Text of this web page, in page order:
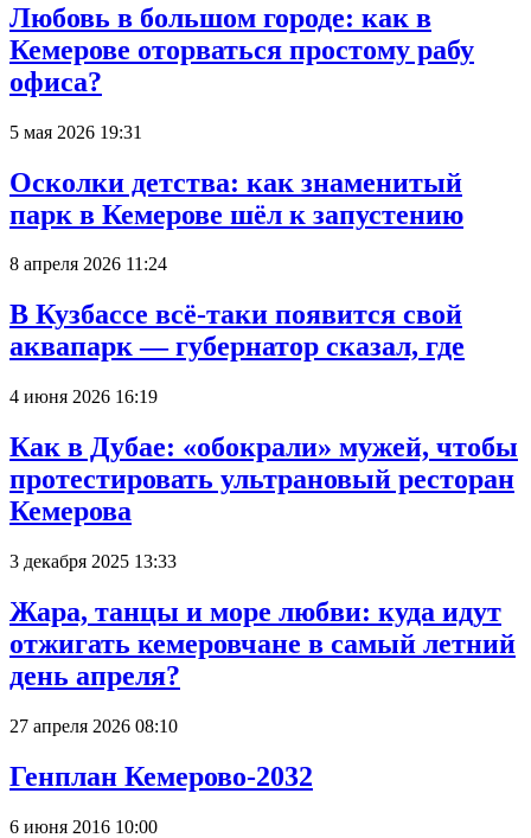
Любовь в большом городе: как в
Кемерове оторваться простому рабу
офиса?
5 мая 2026 19:31
Осколки детства: как знаменитый
парк в Кемерове шёл к запустению
8 апреля 2026 11:24
В Кузбассе всё-таки появится свой
аквапарк — губернатор сказал, где
4 июня 2026 16:19
Как в Дубае: «обокрали» мужей, чтобы
протестировать ультрановый ресторан
Кемерова
3 декабря 2025 13:33
Жара, танцы и море любви: куда идут
отжигать кемеровчане в самый летний
день апреля?
27 апреля 2026 08:10
Генплан Кемерово-2032
6 июня 2016 10:00